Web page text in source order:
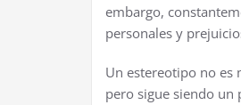
embargo,
personales y
Un estereotipo no es
pero sigue siendo un